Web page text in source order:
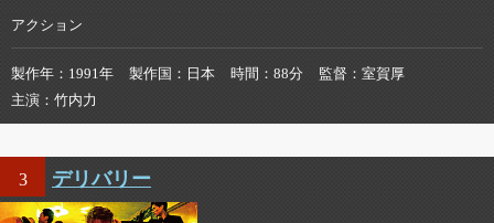
アクション
製作年 1991年 製作国 日本 時間 88分 監督
室賀厚
主演
竹内力
3 デリバリー